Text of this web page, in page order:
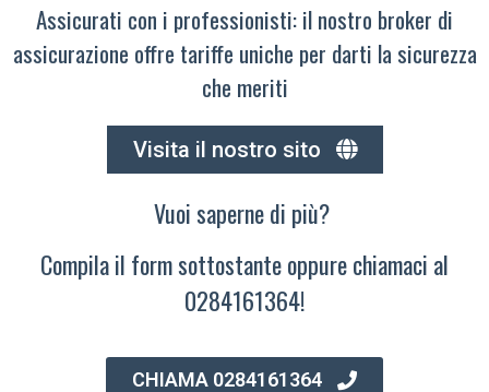
Assicurati con i professionisti: il nostro broker di
assicurazione offre tariffe uniche per darti la sicurezza
che meriti
Visita il nostro sito
Vuoi saperne di più?
Compila il form sottostante oppure chiamaci al
0284161364!
CHIAMA 0284161364